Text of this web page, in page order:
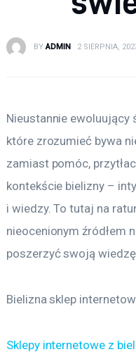
BY ADMIN 2 SIERPNIA,
Nieustannie
które zrozumieć bywa
zamiast pomóc,
kontekście bielizny –
i wiedzy. To tutaj na
nieocenionym źródłem
poszerzyć swoją
Bielizna sklep
Sklepy internetowe z